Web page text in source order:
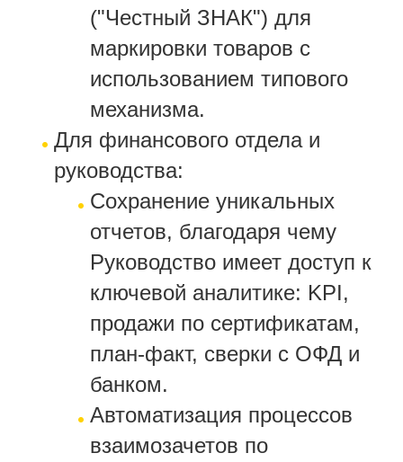
("Честный ЗНАК") для
маркировки товаров с
использованием типового
механизма.
Для финансового отдела и
руководства:
Сохранение уникальных
отчетов, благодаря чему
Руководство имеет доступ к
ключевой аналитике: KPI,
продажи по сертификатам,
план-факт, сверки с ОФД и
банком.
Автоматизация процессов
взаимозачетов по